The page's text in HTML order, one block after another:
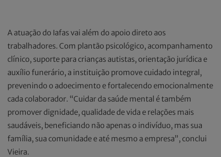
A atuação do Iafas vai além do apoio direto aos
trabalhadores. Com plantão psicológico, acompanhamento
clínico, suporte para crianças autistas, orientação jurídica e
auxílio funerário, a instituição promove cuidado integral,
prevenindo o adoecimento e fortalecendo emocionalmente
cada colaborador. “Cuidar da saúde mental é também
promover dignidade, qualidade de vida e relações mais
saudáveis, beneficiando não apenas o indivíduo, mas sua
família, sua comunidade e até mesmo a empresa”, conclui
Vieira.